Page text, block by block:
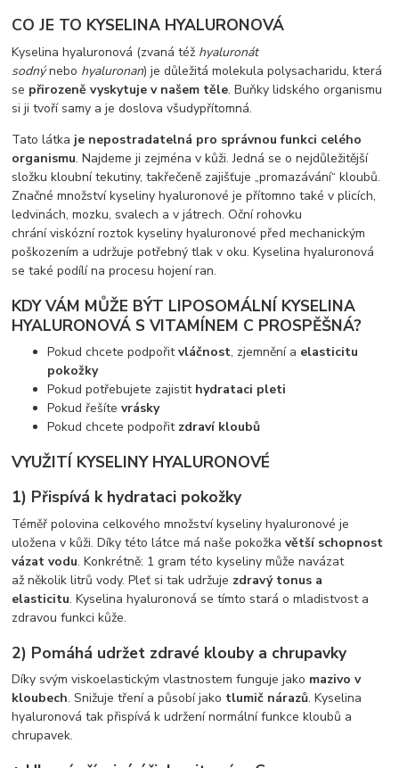
CO JE TO KYSELINA HYALURONOVÁ
Kyselina hyaluronová (zvaná též hyaluronát
sodnýnebo hyaluronan) je důležitá molekula polysacharidu, která
se přirozeně vyskytuje v našem těle. Buňky lidského organismu
si ji tvoří samy a je doslova všudypřítomná.
Tato látka je nepostradatelná pro správnou funkci celého
organismu. Najdeme ji zejména v kůži. Jedná se o nejdůležitější
složku kloubní tekutiny, takřečeně zajišťuje „promazávání“ kloubů.
Značné množství kyseliny hyaluronové je přítomno také v plicích,
ledvinách, mozku, svalech a v játrech. Oční rohovku
chrání viskózní roztok kyseliny hyaluronové před mechanickým
poškozením a udržuje potřebný tlak v oku. Kyselina hyaluronová
se také podílí na procesu hojení ran.
KDY VÁM MŮŽE BÝT LIPOSOMÁLNÍ KYSELINA
HYALURONOVÁ S VITAMÍNEM C PROSPĚŠNÁ?
Pokud chcete podpořitvláčnost, zjemnění a elasticitu
pokožky
Pokud potřebujete zajistit hydrataci pleti
Pokud řešítevrásky
Pokud chcete podpořit zdraví kloubů
VYUŽITÍ KYSELINY HYALURONOVÉ
1) Přispívá k hydrataci pokožky
Téměř polovina celkového množství kyseliny hyaluronové je
uložena v kůži. Díky této látce má naše pokožkavětší schopnost
vázat vodu. Konkrétně: 1 gram této kyseliny může navázat
až několik litrů vody.Pleť si tak udržuje zdravý tonus a
elasticitu. Kyselina hyaluronová se tímto stará o mladistvost a
zdravou funkci kůže.
2) Pomáhá udržet zdravé klouby a chrupavky
Díky svým viskoelastickým vlastnostem funguje jako mazivo v
kloubech. Snižuje tření a působí jako tlumič nárazů. Kyselina
hyaluronová tak přispívá k udržení normální funkce kloubů a
chrupavek.